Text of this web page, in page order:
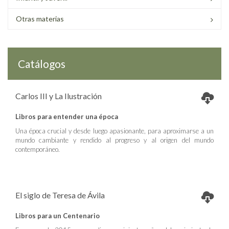
Otras materias
Catálogos
Carlos III y La Ilustración
Libros para entender una época
Una época crucial y desde luego apasionante, para aproximarse a un
mundo cambiante y rendido al progreso y al origen del mundo
contemporáneo.
El siglo de Teresa de Ávila
Libros para un Centenario